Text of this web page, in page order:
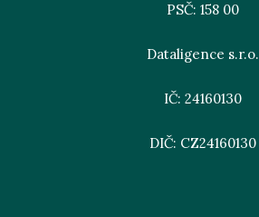
PSČ: 158 00
Dataligence s.r.o.
IČ: 24160130
DIČ: CZ24160130